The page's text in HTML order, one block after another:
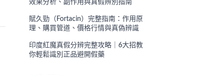
效果分析、副作用與真假辨別指南
賦久勁（Fortacin）完整指南：作用原
理、購買管道、價格行情與真偽辨識
印度紅魔真假分辨完整攻略｜6大招教
你輕鬆識別正品避開假藥